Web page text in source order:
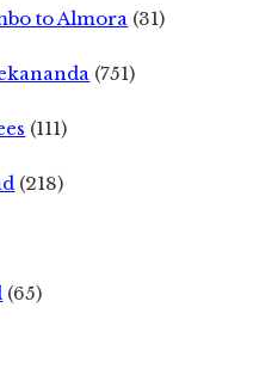
to Almora (31)
(751)
(111)
(218)
(65)